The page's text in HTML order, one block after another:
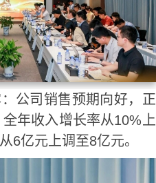
公司销售预期向好，正
年收入增长率从10%上
6亿元上调至8亿元。